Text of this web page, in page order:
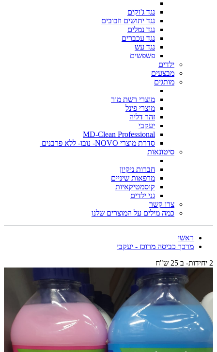
נגד ג'וקים
נגד יתושים וזבובים
נגד נמלים
נגד עכברים
נגד עש
פשפשים
ילדים
מבצעים
מותגים
מוצרי רשת מור
מוצרי פינל
זהר דליה
יעקבי
MD-Clean Professional
סדרת מוצרי NOVO- נובו- ללא פרבנים
סיטונאות
חברות ניקיון
מרפאות שיניים
קוסמטיקאיות
גני ילדים
צרו קשר
כמה מילים על המוצרים שלנו
ראשי
מרכך כביסה מרוכז - יעקבי
2 יחידות- ב 25 ש"ח